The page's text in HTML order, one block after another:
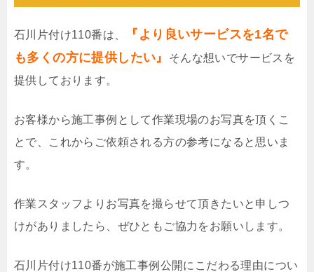
石川片付け110番は、
『より良いサービスを1名で
も多くの方に提供したい』
そんな想いでサービスを
提供しております。
お客様から施工事例として作業現場のお写真を頂くこ
とで、これからご依頼される方の参考になると思いま
す。
作業スタッフよりお写真を撮らせて頂きたいと申しつ
けがありましたら、ぜひともご協力をお願いします。
石川片付け110番が施工事例公開にこだわる理由につい